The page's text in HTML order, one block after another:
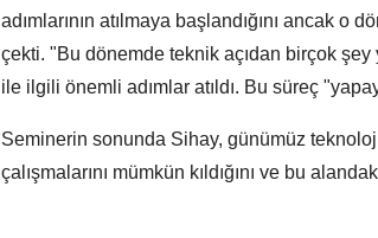
adımlarının atılmaya başlandığını ancak
çekti. "Bu dönemde teknik açıdan birçok
ile ilgili önemli adımlar atıldı. Bu süreç
Seminerin sonunda Sihay, günümüz
çalışmalarını mümkün kıldığını ve bu